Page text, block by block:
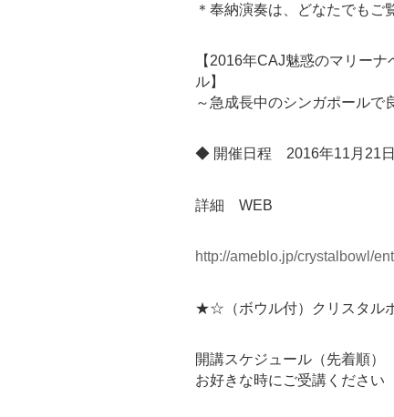
＊奉納演奏は、どなたでもご
【2016年CAJ魅惑のマリー
ル】
～急成長中のシンガポールで
◆ 開催日程 2016年11月21
詳細 WEB
http://ameblo.jp/crystalbowl/
★☆（ボウル付）クリスタル
開講スケジュール（先着順）
お好きな時にご受講ください